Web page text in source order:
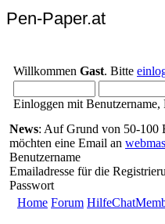
Pen-Paper.at
Willkommen Gast. Bitte
Einloggen mit Benutzername,
News: Auf Grund von 50-100
möchten eine Email an
Benutzername
Emailadresse für die
Passwort
Home Forum HilfeChat